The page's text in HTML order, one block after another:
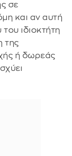
σε
και αν αυτή
ιδιοκτήτη
της
ή δωρεάς